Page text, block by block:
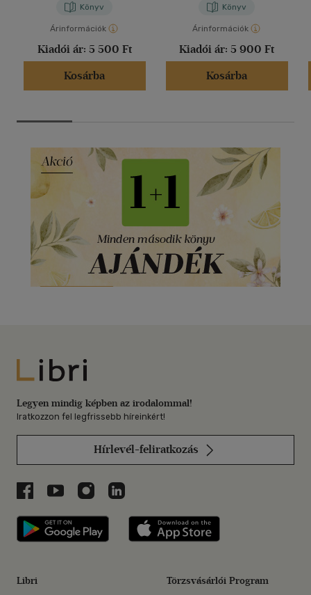
Könyv
Árinformációk
Kiadói ár: 5 500 Ft
Kosárba
Könyv
Árinformációk
Kiadói ár: 5 900 Ft
Kosárba
Libri
Legyen mindig képben az irodalommal!
Iratkozzon fel legfrissebb híreinkért!
Hírlevél-feliratkozás
Libri a Facebookon
Libri a Youtube-on
Libri az Instagramon
Libri a LinkedInen
Libri applikáció Szerezd meg: Google
Libri Törzsvásárlói Program